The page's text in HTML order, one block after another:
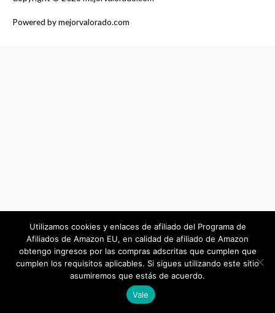
Powered bymejorvalorado.com
Utilizamos cookies y enlaces de afiliado del Programa de
Afiliados de Amazon EU, en calidad de afiliado de Amazon
obtengo ingresos por las compras adscritas que cumplen que
cumplen los requisitos aplicables. Si sigues utilizando este sitio
asumiremos que estás de acuerdo.
Vale